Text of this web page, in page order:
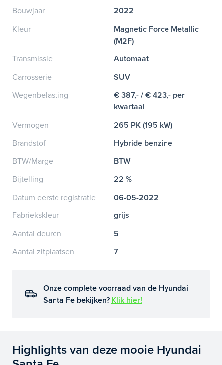
Bouwjaar
2022
Kleur
Magnetic Force Metallic
(M2F)
Transmissie
Automaat
Carrosserie
SUV
Wegenbelasting
€ 387,- / € 423,- per
kwartaal
Vermogen
265 PK (195 kW)
Brandstof
Hybride benzine
BTW/Marge
BTW
Bijtelling
22 %
Datum eerste registratie
06-05-2022
Fabriekskleur
grijs
Aantal deuren
5
Aantal zitplaatsen
7
Onze complete voorraad van de Hyundai
Santa Fe bekijken? Klik hier!
Highlights van deze mooie Hyundai